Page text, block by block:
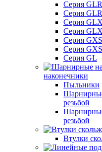
Серия
Серия
Серия
Серия
Серия GXS
Серия
Серия GL
наконечники
Пыльники
резьбой
резьбой
Втулки